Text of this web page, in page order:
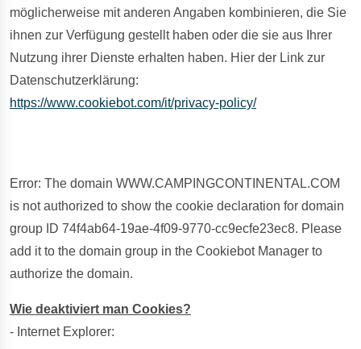
möglicherweise mit anderen Angaben kombinieren, die Sie
ihnen zur Verfügung gestellt haben oder die sie aus Ihrer
Nutzung ihrer Dienste erhalten haben. Hier der Link zur
Datenschutzerklärung:
https://www.cookiebot.com/it/privacy-policy/
Error: The domain WWW.CAMPINGCONTINENTAL.COM
is not authorized to show the cookie declaration for domain
group ID 74f4ab64-19ae-4f09-9770-cc9ecfe23ec8. Please
add it to the domain group in the Cookiebot Manager to
authorize the domain.
Wie deaktiviert man Cookies?
- Internet Explorer: